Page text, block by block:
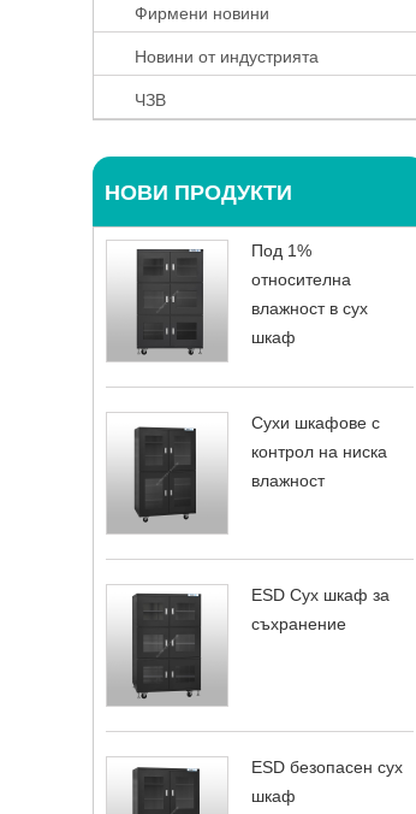
Фирмени новини
Новини от индустрията
ЧЗВ
НОВИ ПРОДУКТИ
Под 1%
относителна
влажност в сух
шкаф
Сухи шкафове с
контрол на ниска
влажност
ESD Сух шкаф за
съхранение
ESD безопасен сух
шкаф